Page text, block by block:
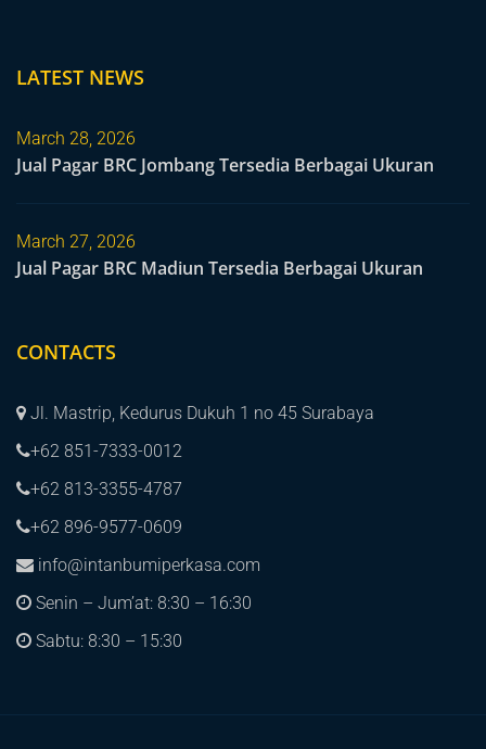
LATEST NEWS
March 28, 2026
Jual Pagar BRC Jombang Tersedia Berbagai Ukuran
March 27, 2026
Jual Pagar BRC Madiun Tersedia Berbagai Ukuran
CONTACTS
Jl. Mastrip, Kedurus Dukuh 1 no 45 Surabaya
+62 851-7333-0012
+62 813-3355-4787
+62 896-9577-0609
info@intanbumiperkasa.com
Senin – Jum’at: 8:30 – 16:30
Sabtu: 8:30 – 15:30